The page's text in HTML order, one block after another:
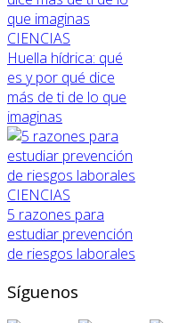
CIENCIAS
Huella hídrica: qué
es y por qué dice
más de ti de lo que
imaginas
CIENCIAS
5 razones para
estudiar prevención
de riesgos laborales
Síguenos